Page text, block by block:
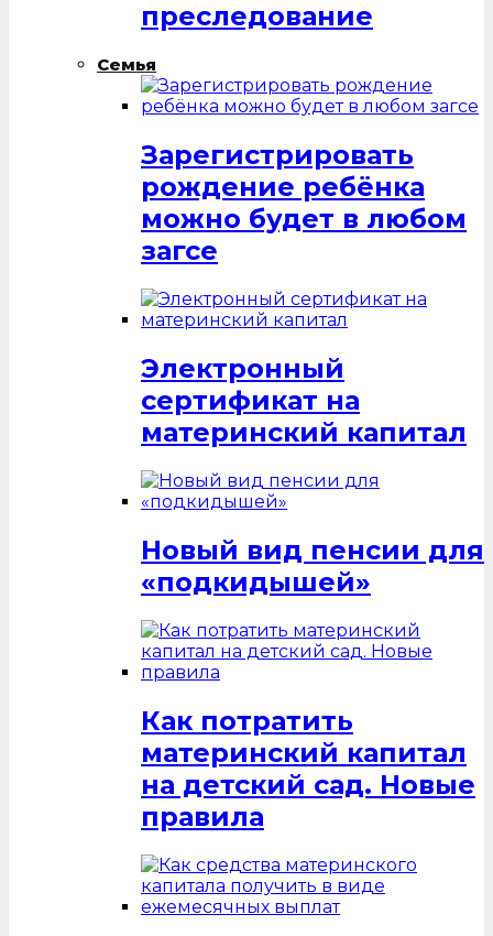
преследование
Семья
Зарегистрировать
рождение ребёнка
можно будет в любом
загсе
Электронный
сертификат на
материнский капитал
Новый вид пенсии для
«подкидышей»
Как потратить
материнский капитал
на детский сад. Новые
правила